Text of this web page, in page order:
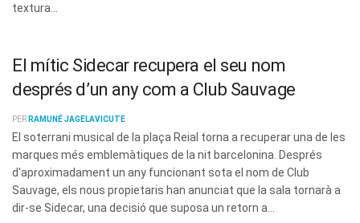
textura...
El mític Sidecar recupera el seu nom
després d’un any com a Club Sauvage
PER RAMUNÉ JAGELAVICUTE
El soterrani musical de la plaça Reial torna a recuperar una de les
marques més emblemàtiques de la nit barcelonina. Després
d'aproximadament un any funcionant sota el nom de Club
Sauvage, els nous propietaris han anunciat que la sala tornarà a
dir-se Sidecar, una decisió que suposa un retorn a...